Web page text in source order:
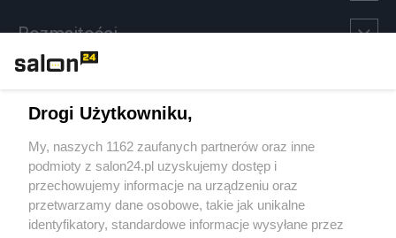
Rozmaitości
Sport
Społeczeństwo
Kultura
Drogi Użytkowniku,
My, naszych 1162 zaufanych partnerów oraz inne
podmioty z salon24.pl uzyskujemy dostęp i
przechowujemy informacje na urządzeniu oraz
przetwarzamy dane osobowe, takie jak unikalne
identyfikatory, standardowe informacje wysyłane przez